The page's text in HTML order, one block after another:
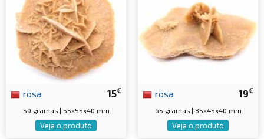
15€
rosa
50 gramas | 55x55x40 mm
Veja o produto
19€
rosa
65 gramas | 85x45x40 mm
Veja o produto